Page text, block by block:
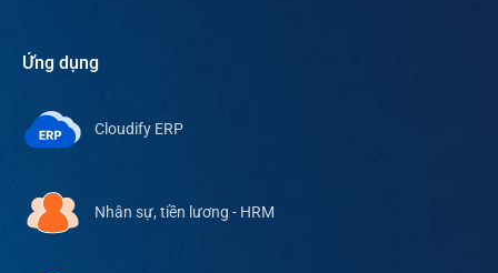
Ứng dụng
Cloudify ERP
Nhân sự, tiền lương - HRM